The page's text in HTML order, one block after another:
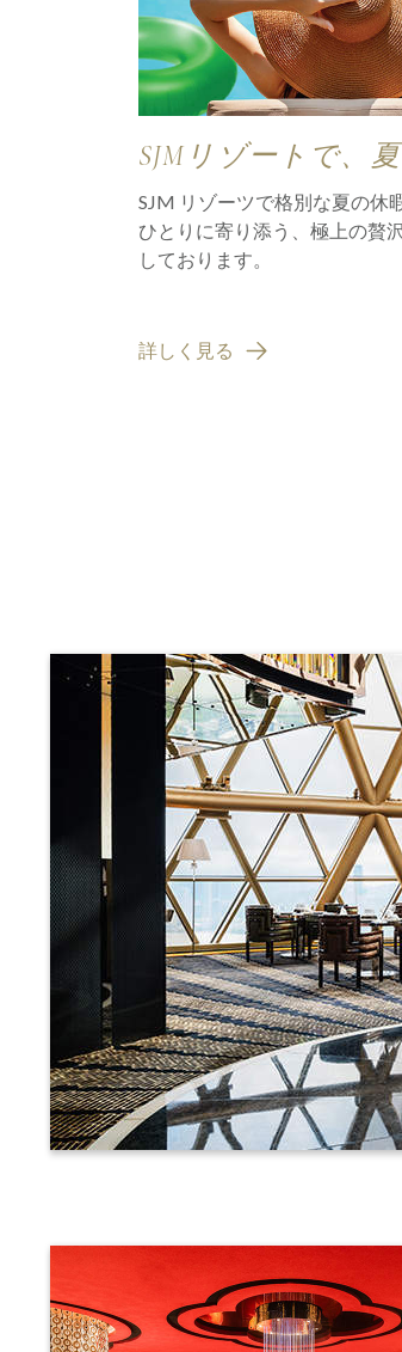
SJMリゾートで、
楽しんで
SJM リゾーツで格別な夏の休
ひとりに寄り添う、極上の贅
しております。
詳しく見る